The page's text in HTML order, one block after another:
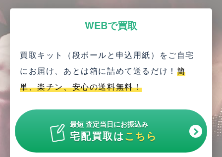
WEBで買取
買取キット（段ボールと申込用紙）をご自宅
にお届け、 あとは箱に詰めて送るだけ！ 簡
単、楽チン、安心の送料無料！
最短 査定当日にお振込み
宅配買取はこちら